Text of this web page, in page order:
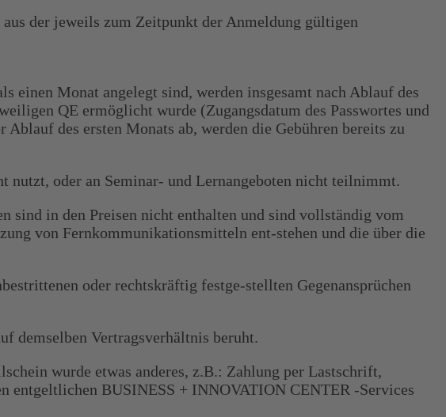
der jeweils zum Zeitpunkt der Anmeldung gültigen
einen Monat angelegt sind, werden insgesamt nach Ablauf des
QE ermöglicht wurde (Zugangsdatum des Passwortes und
des ersten Monats ab, werden die Gebühren bereits zu
nutzt, oder an Seminar- und Lernangeboten nicht teilnimmt.
sind in den Preisen nicht enthalten und sind vollständig vom
von Fernkommunikationsmitteln ent-stehen und die über die
oder rechtskräftig festge-stellten Gegenansprüchen
demselben Vertragsverhältnis beruht.
wurde etwas anderes, z.B.: Zahlung per Lastschrift,
entgeltlichen BUSINESS + INNOVATION CENTER -Services